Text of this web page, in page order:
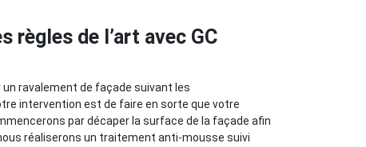
règles de l’art avec GC
un ravalement de façade suivant les
intervention est de faire en sorte que votre
par décaper la surface de la façade afin
réaliserons un traitement anti-mousse suivi